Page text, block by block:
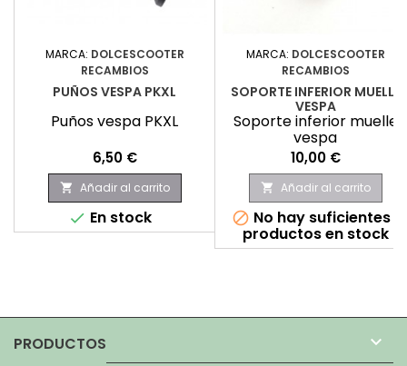
MARCA: DOLCESCOOTER
RECAMBIOS
PUÑOS VESPA PKXL
Puños vespa PKXL
Precio
6,50 €
 Añadir al carrito
 En stock
MARCA: DOLCESCOOTER
RECAMBIOS
SOPORTE INFERIOR MUELLE
VESPA
Soporte inferior muelle
vespa
Precio
10,00 €
 Añadir al carrito
 No hay suficientes
productos en stock
PRODUCTOS 